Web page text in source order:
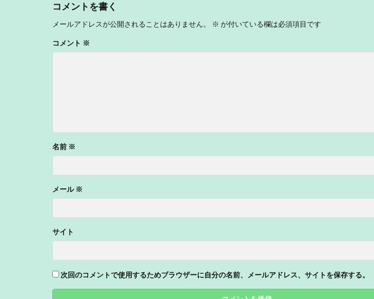
コメントを書く
メールアドレスが公開されることはありません。 ※ が付いている欄は必須項目です
コメント ※
名前 ※
メール ※
サイト
次回のコメントで使用するためブラウザーに自分の名前、メールアドレス、サイトを保存する。